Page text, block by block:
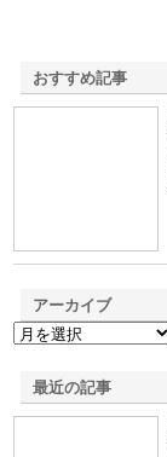
おすすめ記事
アーカイブ
最近の記事